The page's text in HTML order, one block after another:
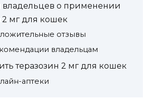
владельцев о применении
2 мг для кошек
отзывы
владельцам
теразозин 2 мг для кошек
аптеки